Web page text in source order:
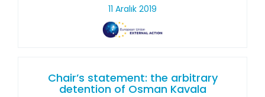
11 Aralık 2019
Chair’s statement: the arbitrary
detention of Osman Kavala